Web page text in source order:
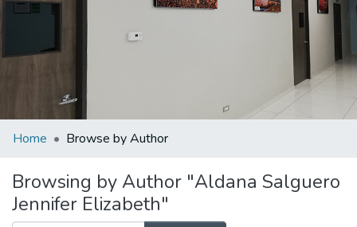
Home Browse by Author
Browsing by Author "Aldana Salguero
Jennifer Elizabeth"